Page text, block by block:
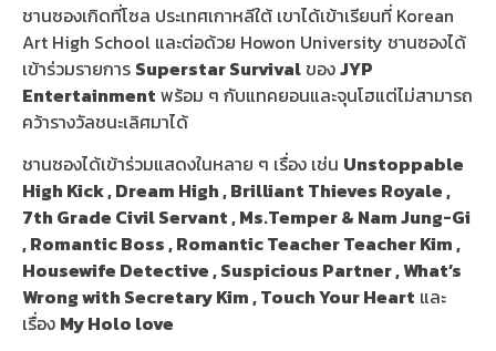
ชานซองเกิดที่โซล ประเทศเกาหลีใต้ เขาได้เข้าเรียนที่ Korean
Art High School และต่อด้วย Howon University ชานซองได้
เข้าร่วมรายการ Superstar Survival ของJYP
Entertainment พร้อม ๆ กับแทคยอนและจุนโฮแต่ไม่สามารถ
คว้ารางวัลชนะเลิศมาได้
ชานซองได้เข้าร่วมแสดงในหลาย ๆ เรื่อง เช่น Unstoppable
High Kick , Dream High , Brilliant Thieves Royale ,
7th Grade Civil Servant , Ms.Temper & Nam Jung-Gi
, Romantic Boss , Romantic Teacher Teacher Kim ,
Housewife Detective , Suspicious Partner , What’s
Wrong with Secretary Kim , Touch Your Heart และ
เรื่อง My Holo love